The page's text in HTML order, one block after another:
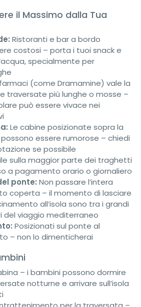
il Massimo dalla Tua
Ristoranti e bar a bordo
costosi – porta i tuoi snack e
specialmente per
(come Dramamine) vale la
traversate più lunghe o mosse –
può essere vivace nei
Le cabine posizionate sopra la
essere rumorose – chiedi
se possibile
sulla maggior parte dei traghetti
a pagamento orario o giornaliero
ponte: Non passare l’intera
coperta – il momento di lasciare
all’isola sono tra i grandi
del viaggio mediterraneo
Posizionati sul ponte al
– non lo dimenticherai
– i bambini possono dormire
notturne e arrivare sull’isola